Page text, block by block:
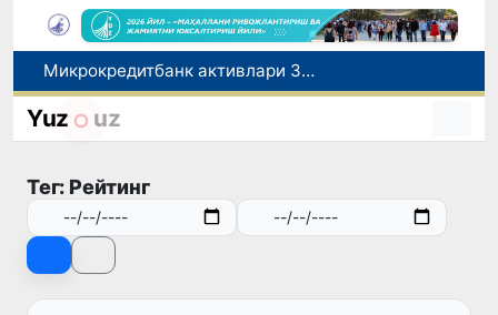
Микрокредитбанк активлари 30,7 трлн сўмга етди, Fitch рейтингни BB даражасига оширди
Малайзия Марказий Осиёда тиббий туризм йўналиши сифатидаги мавқеини мустаҳкамламоқда
Наманган шаҳрининг собиқ ҳокими Анвар Отаходжаевга нисбатан 11 йилга озодликдан маҳрум қилиш жазоси тайинланди
Yuz uz
Тег: Рейтинг